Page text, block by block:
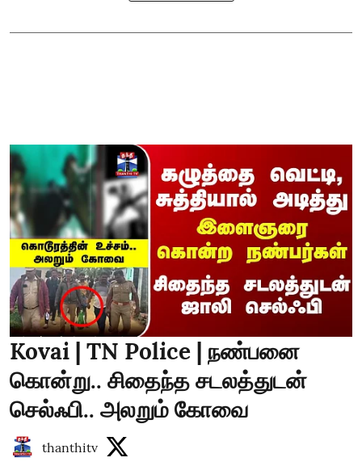
Kovai | TN Police | நண்பனை
கொன்று.. சிதைந்த சடலத்துடன்
செல்ஃபி.. அலறும் கோவை
thanthitv